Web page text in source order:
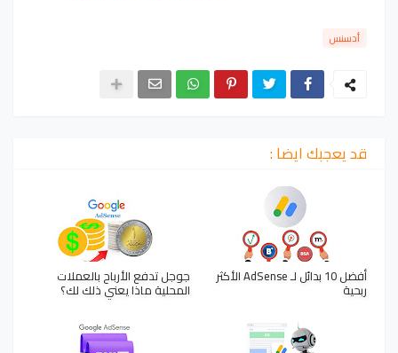
أدسنس
قد يعجبك ايضا :
أفضل 10 بدائل لـ AdSense الأكثر
ربحية
جوجل تدفع الأرباح بالعملات
المحلية ماذا يعني ذلك لك؟